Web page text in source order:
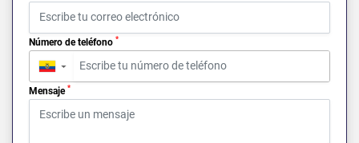
Número de teléfono *
▼
Mensaje *